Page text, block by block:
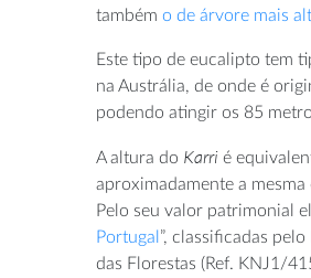
também o de árvore mais
Este tipo de eucalipto tem
na Austrália, de onde é
podendo atingir os 85
A altura do Karri é
aproximadamente a
Pelo seu valor patrimonial
Portugal ”, classificadas
das Florestas (Ref. KNJ1/